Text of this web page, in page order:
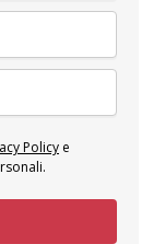
Policy e